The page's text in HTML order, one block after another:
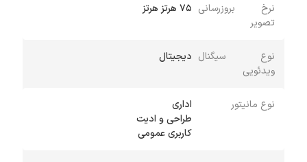
نرخ بروزرسانی
تصویر
۷۵ هرتز هرتز
نوع سیگنال
ویدئویی
دیجیتال
نوع مانیتور
اداری
طراحی و ادیت
کاربری عمومی